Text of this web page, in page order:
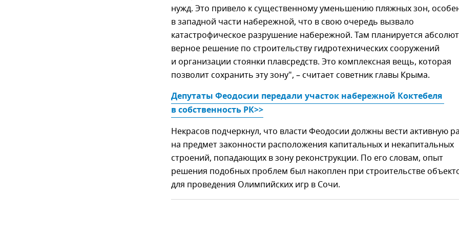
нужд. Это привело к существенному уменьшению пляжных зон,
в западной части набережной, что в свою очередь вызвало
катастрофическое разрушение набережной. Там планируется
верное решение по строительству гидротехнических сооружений
и организации стоянки плавсредств. Это комплексная вещь, которая
позволит сохранить эту зону", – считает советник главы Крыма.
Депутаты Феодосии передали участок набережной Коктебеля
в собственность РК>>
Некрасов подчеркнул, что власти Феодосии должны вести активную
на предмет законности расположения капитальных и некапитальных
строений, попадающих в зону реконструкции. По его словам, опыт
решения подобных проблем был накоплен при строительстве
для проведения Олимпийских игр в Сочи.